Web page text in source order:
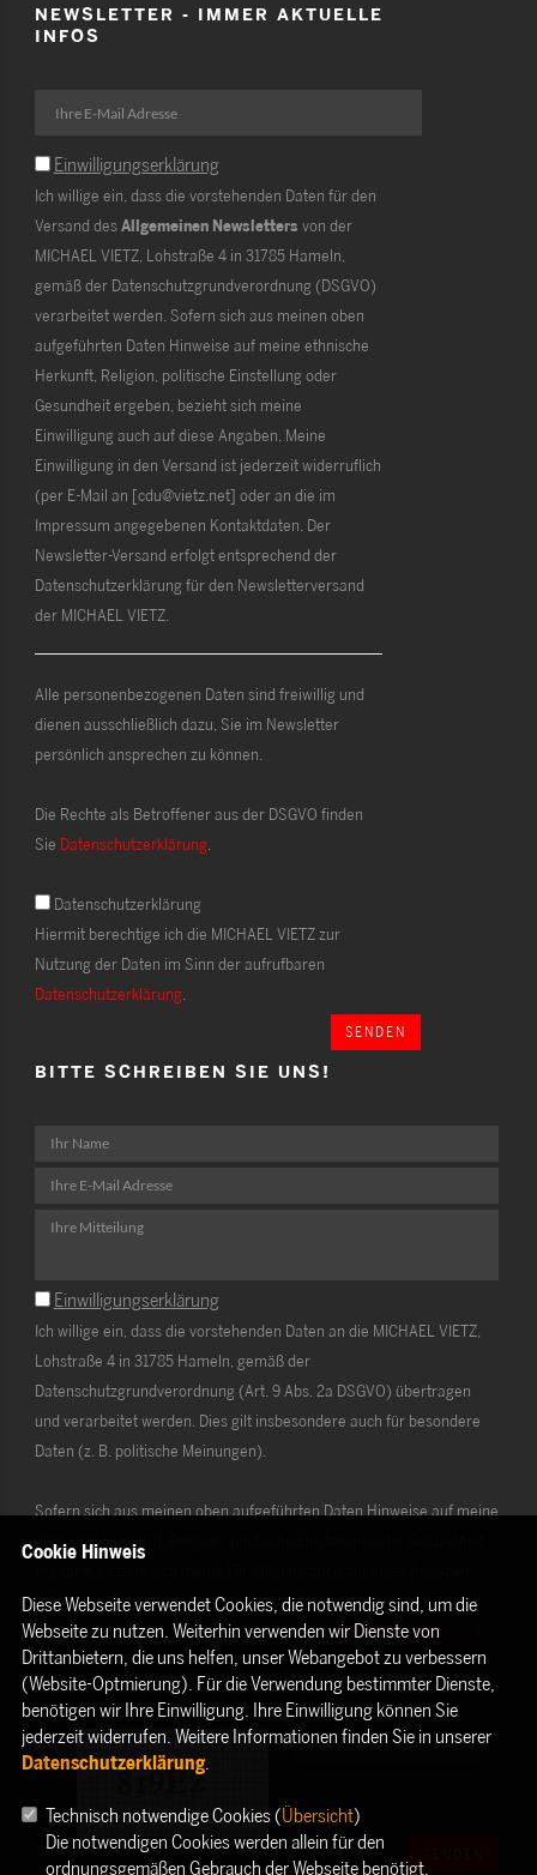
NEWSLETTER - IMMER AKTUELLE
INFOS
Einwilligungserklärung
Ich willige ein, dass die vorstehenden Daten für den
Versand desAllgemeinen Newsletters von der
MICHAEL VIETZ, Lohstraße 4 in 31785 Hameln,
gemäß der Datenschutzgrundverordnung (DSGVO)
verarbeitet werden. Sofern sich aus meinen oben
aufgeführten Daten Hinweise auf meine ethnische
Herkunft, Religion, politische Einstellung oder
Gesundheit ergeben, bezieht sich meine
Einwilligung auch auf diese Angaben. Meine
Einwilligung in den Versand ist jederzeit widerruflich
(per E-Mail an [cdu@vietz.net] oder an die im
Impressum angegebenen Kontaktdaten. Der
Newsletter-Versand erfolgt entsprechend der
Datenschutzerklärung für den Newsletterversand
der MICHAEL VIETZ.
Alle personenbezogenen Daten sind freiwillig und
dienen ausschließlich dazu, Sie im Newsletter
persönlich ansprechen zu können.
Die Rechte als Betroffener aus der DSGVO finden
Sie Datenschutzerklärung.
Datenschutzerklärung
Hiermit berechtige ich die MICHAEL VIETZ zur
Nutzung der Daten im Sinn der aufrufbaren
Datenschutzerklärung.
SENDEN
BITTE SCHREIBEN SIE UNS!
Einwilligungserklärung
Ich willige ein, dass die vorstehenden Daten an die MICHAEL VIETZ,
Lohstraße 4 in 31785 Hameln, gemäß der
Datenschutzgrundverordnung (Art. 9 Abs. 2a DSGVO) übertragen
und verarbeitet werden. Dies gilt insbesondere auch für besondere
Daten (z. B. politische Meinungen).
Sofern sich aus meinen oben aufgeführten Daten Hinweise auf meine
ethnische Herkunft, Religion, politische Einstellung oder Gesundheit
Die Rechte als Betroffener aus der DSGVO ( Datenschutzerklärung
habe ich gelesen und verstanden.
Cookie Hinweis
Diese Webseite verwendet Cookies, die notwendig sind, um die
Webseite zu nutzen. Weiterhin verwenden wir Dienste von
Drittanbietern, die uns helfen, unser Webangebot zu verbessern
(Website-Optmierung). Für die Verwendung bestimmter Dienste,
benötigen wir Ihre Einwilligung. Ihre Einwilligung können Sie
jederzeit widerrufen. Weitere Informationen finden Sie in unserer
Datenschutzerklärung.
Technisch notwendige Cookies (Übersicht)
Die notwendigen Cookies werden allein für den
ordnungsgemäßen Gebrauch der Webseite benötigt.